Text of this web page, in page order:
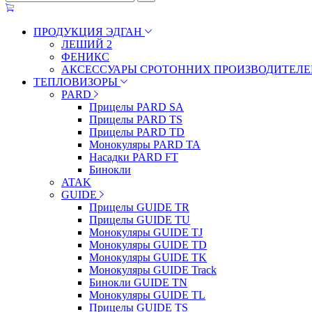
ПРОДУКЦИЯ ЭДГАН
ЛЕШИЙ 2
ФЕНИКС
АКСЕССУАРЫ СРОТОННИХ
ТЕПЛОВИЗОРЫ
PARD
Прицелы PARD SA
Прицелы PARD TS
Прицелы PARD TD
Монокуляры PARD TA
Насадки PARD FT
Бинокли
ATAK
GUIDE
Прицелы GUIDE TR
Прицелы GUIDE TU
Монокуляры GUIDE TJ
Монокуляры GUIDE TD
Монокуляры GUIDE TK
Монокуляры GUIDE Track
Бинокли GUIDE TN
Монокуляры GUIDE TL
Прицелы GUIDE TS